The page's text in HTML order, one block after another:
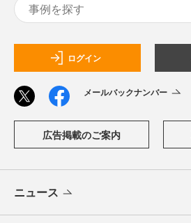
ログイン
メールバックナンバー
広告掲載のご案内
ニュース